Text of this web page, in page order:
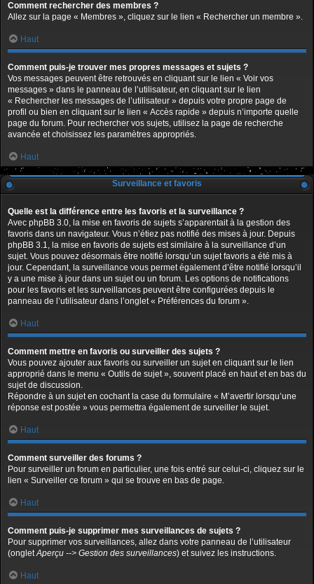
Comment rechercher des membres ?
Allez sur la page « Membres », cliquez sur le lien « Rechercher un membre ».
Haut
Comment puis-je trouver mes propres messages et sujets ?
Vos messages peuvent être retrouvés en cliquant sur le lien « Voir vos
messages » dans le panneau de l’utilisateur, en cliquant sur le lien
« Rechercher les messages de l’utilisateur » depuis votre propre page de
profil ou bien en cliquant sur le lien « Accès rapide » depuis n’importe quelle
page du forum. Pour rechercher vos sujets, utilisez la page de recherche
avancée et choisissez les paramètres appropriés.
Haut
Surveillance et favoris
Quelle est la différence entre les favoris et la surveillance ?
Avec phpBB 3.0, la mise en favoris de sujets s’apparentait à la gestion des
favoris dans un navigateur. Vous n’étiez pas notifié des mises à jour. Depuis
phpBB 3.1, la mise en favoris de sujets est similaire à la surveillance d’un
sujet. Vous pouvez désormais être notifié lorsqu’un sujet favoris a été mis à
jour. Cependant, la surveillance vous permet également d’être notifié lorsqu’il
y a une mise à jour dans un sujet ou un forum. Les options de notifications
pour les favoris et les surveillances peuvent être configurées depuis le
panneau de l’utilisateur dans l’onglet « Préférences du forum ».
Haut
Comment mettre en favoris ou surveiller des sujets ?
Vous pouvez ajouter aux favoris ou surveiller un sujet en cliquant sur le lien
approprié dans le menu « Outils de sujet », souvent placé en haut et en bas du
sujet de discussion.
Répondre à un sujet en cochant la case du formulaire « M’avertir lorsqu’une
réponse est postée » vous permettra également de surveiller le sujet.
Haut
Comment surveiller des forums ?
Pour surveiller un forum en particulier, une fois entré sur celui-ci, cliquez sur le
lien « Surveiller ce forum » qui se trouve en bas de page.
Haut
Comment puis-je supprimer mes surveillances de sujets ?
Pour supprimer vos surveillances, allez dans votre panneau de l’utilisateur
(ongletAperçu --> Gestion des surveillances) et suivez les instructions.
Haut